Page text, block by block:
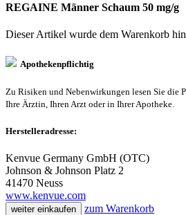
REGAINE Männer Schaum 50 mg/g
Dieser Artikel wurde dem Warenkorb
Apothekenpflichtig
Zu Risiken und Nebenwirkungen lesen Sie die
Ihre Ärztin, Ihren Arzt oder in Ihrer Apotheke.
Herstelleradresse:
Kenvue Germany GmbH (OTC)
Johnson & Johnson Platz 2
41470 Neuss
www.kenvue.com
weiter einkaufen zum Warenkorb